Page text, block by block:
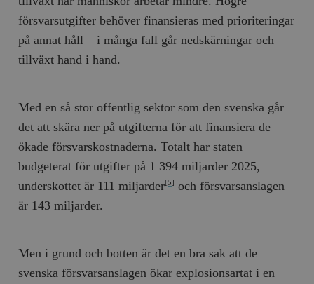
försvarsutgifter behöver finansieras med prioriteringar
på annat håll – i många fall går nedskärningar och
tillväxt hand i hand.
Med en så stor offentlig sektor som den svenska går
det att skära ner på utgifterna för att finansiera de
ökade försvarskostnaderna. Totalt har staten
budgeterat för utgifter på 1 394 miljarder 2025,
underskottet är 111 miljarder[5] och försvarsanslagen
är 143 miljarder.
Men i grund och botten är det en bra sak att de
svenska försvarsanslagen ökar explosionsartat i en